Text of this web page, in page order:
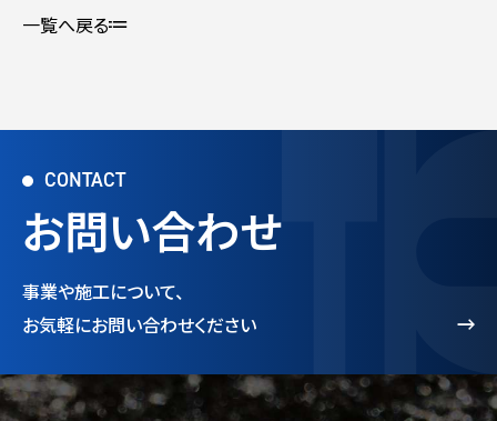
一覧へ戻る
CONTACT
お問い合わせ
事業や施工について、
お気軽にお問い合わせください